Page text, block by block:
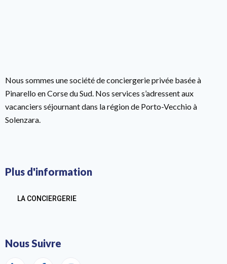
Nous sommes une société de conciergerie privée basée à
Pinarello en Corse du Sud. Nos services s’adressent aux
vacanciers séjournant dans la région de Porto-Vecchio à
Solenzara.
Plus d'information
LA CONCIERGERIE
Nous Suivre